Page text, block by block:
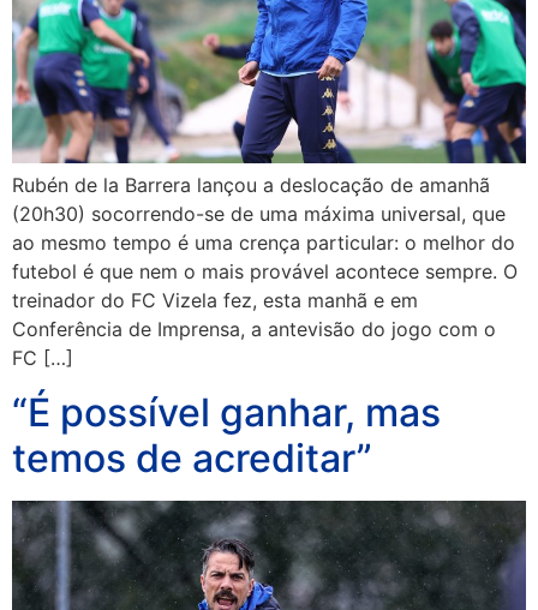
Rubén de la Barrera lançou a deslocação de amanhã
(20h30) socorrendo-se de uma máxima universal, que
ao mesmo tempo é uma crença particular: o melhor do
futebol é que nem o mais provável acontece sempre. O
treinador do FC Vizela fez, esta manhã e em
Conferência de Imprensa, a antevisão do jogo com o
FC […]
“É possível ganhar, mas
temos de acreditar”